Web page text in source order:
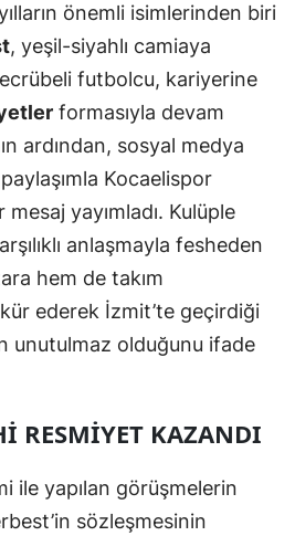
Elazığ
Erzincan
Erzurum
Eskişehir
Gaziantep
Giresun
Gümüşhane
Hakkari
Isparta
Mersin
İstanbul
önemli isimlerinden biri
, yeşil-siyahlı camiaya
futbolcu, kariyerine
formasıyla devam
ardından, sosyal medya
Kocaelispor
yayımladı. Kulüple
anlaşmayla fesheden
hem de takım
ederek İzmit’te geçirdiği
unutulmaz olduğunu ifade
RESMIYET KAZANDI
ile yapılan görüşmelerin
sözleşmesinin